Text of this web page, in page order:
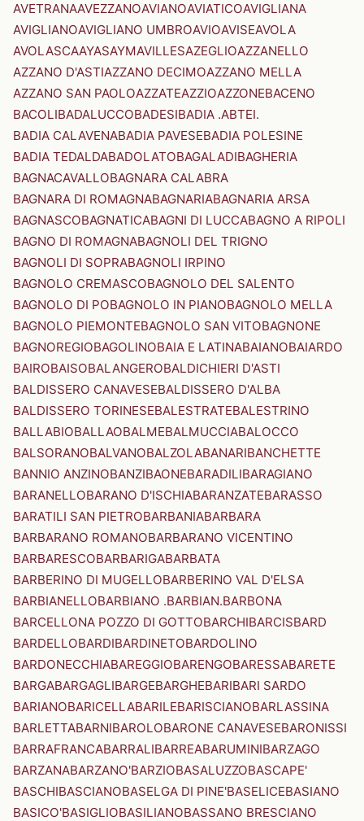
AVETRANAAVEZZANOAVIANOAVIATICOAVIGLIANA
AVIGLIANOAVIGLIANO UMBROAVIOAVISEAVOLA
AVOLASCAAYASAYMAVILLESAZEGLIOAZZANELLO
AZZANO D'ASTIAZZANO DECIMOAZZANO MELLA
AZZANO SAN PAOLOAZZATEAZZIOAZZONEBACENO
BACOLIBADALUCCOBADESIBADIA .ABTEI.
BADIA CALAVENABADIA PAVESEBADIA POLESINE
BADIA TEDALDABADOLATOBAGALADIBAGHERIA
BAGNACAVALLOBAGNARA CALABRA
BAGNARA DI ROMAGNABAGNARIABAGNARIA ARSA
BAGNASCOBAGNATICABAGNI DI LUCCABAGNO A RIPOLI
BAGNO DI ROMAGNABAGNOLI DEL TRIGNO
BAGNOLI DI SOPRABAGNOLI IRPINO
BAGNOLO CREMASCOBAGNOLO DEL SALENTO
BAGNOLO DI POBAGNOLO IN PIANOBAGNOLO MELLA
BAGNOLO PIEMONTEBAGNOLO SAN VITOBAGNONE
BAGNOREGIOBAGOLINOBAIA E LATINABAIANOBAIARDO
BAIROBAISOBALANGEROBALDICHIERI D'ASTI
BALDISSERO CANAVESEBALDISSERO D'ALBA
BALDISSERO TORINESEBALESTRATEBALESTRINO
BALLABIOBALLAOBALMEBALMUCCIABALOCCO
BALSORANOBALVANOBALZOLABANARIBANCHETTE
BANNIO ANZINOBANZIBAONEBARADILIBARAGIANO
BARANELLOBARANO D'ISCHIABARANZATEBARASSO
BARATILI SAN PIETROBARBANIABARBARA
BARBARANO ROMANOBARBARANO VICENTINO
BARBARESCOBARBARIGABARBATA
BARBERINO DI MUGELLOBARBERINO VAL D'ELSA
BARBIANELLOBARBIANO .BARBIAN.BARBONA
BARCELLONA POZZO DI GOTTOBARCHIBARCISBARD
BARDELLOBARDIBARDINETOBARDOLINO
BARDONECCHIABAREGGIOBARENGOBARESSABARETE
BARGABARGAGLIBARGEBARGHEBARIBARI SARDO
BARIANOBARICELLABARILEBARISCIANOBARLASSINA
BARLETTABARNIBAROLOBARONE CANAVESEBARONISSI
BARRAFRANCABARRALIBARREABARUMINIBARZAGO
BARZANABARZANO'BARZIOBASALUZZOBASCAPE'
BASCHIBASCIANOBASELGA DI PINE'BASELICEBASIANO
BASICO'BASIGLIOBASILIANOBASSANO BRESCIANO